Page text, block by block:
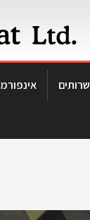
שרותים